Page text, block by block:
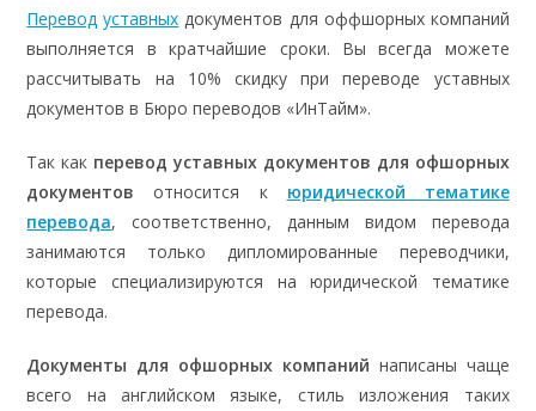
Перевод уставных документов для оффшорных компаний
выполняется в кратчайшие сроки. Вы всегда можете
рассчитывать на 10% скидку при переводе уставных
документов в Бюро переводов «ИнТайм».
Так как перевод уставных документов для офшорных
документов относится к юридической тематике
перевода, соответственно, данным видом перевода
занимаются только дипломированные переводчики,
которые специализируются на юридической тематике
перевода.
Документы для офшорных компаний написаны чаще
всего на английском языке, стиль изложения таких